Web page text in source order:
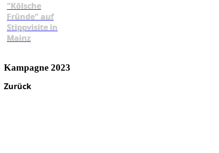
"Kölsche
Fründe" auf
Stippvisite in
Mainz
Kampagne 2023
Zurück